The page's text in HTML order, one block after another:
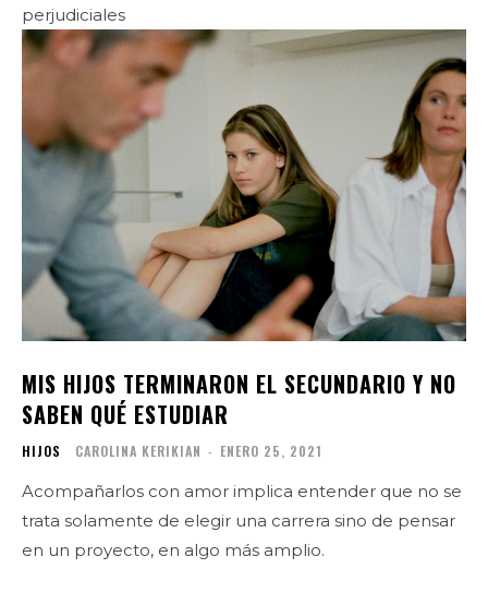
perjudiciales
MIS HIJOS TERMINARON EL SECUNDARIO Y NO
SABEN QUÉ ESTUDIAR
HIJOS CAROLINA KERIKIAN - ENERO 25, 2021
Acompañarlos con amor implica entender que no se
trata solamente de elegir una carrera sino de pensar
en un proyecto, en algo más amplio.